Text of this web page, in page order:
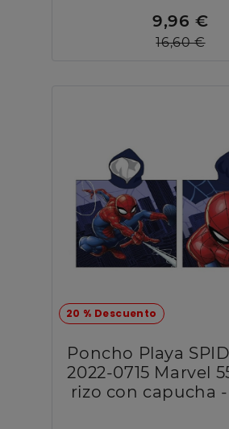
9,96 €
16,60 €
20 % Descuento
Poncho Playa
2022-0715 Marvel
rizo con capucha